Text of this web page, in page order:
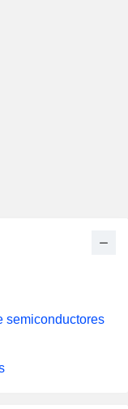
semiconductores